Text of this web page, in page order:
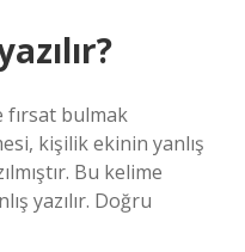
fırsat bulmak
kişilik ekinin yanlış
Bu kelime
yazılır. Doğru